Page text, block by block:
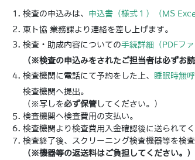
検査の申込みは、 申込書（様式１）（MS
東ト協 業務課より連絡を差し上げます。
検査・助成内容についての手続詳細（PDFファ
（※検査の申込みをされたご担当者は必ずお読
検査機関に電話にて予約をした上、
睡眠時無
検査機関へ提出。
（※写しを必ず保管 してください。）
検査機関へ検査費用の支払い。
検査機関より検査費用入金確認後に送られて
検査終了後、スクリーニング検査機器等を検査
（※機器等の返送料はご負担してください。）